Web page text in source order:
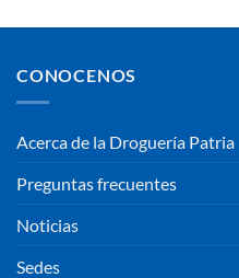
CONOCENOS
Acerca de la Droguería Patria
Preguntas frecuentes
Noticias
Sedes